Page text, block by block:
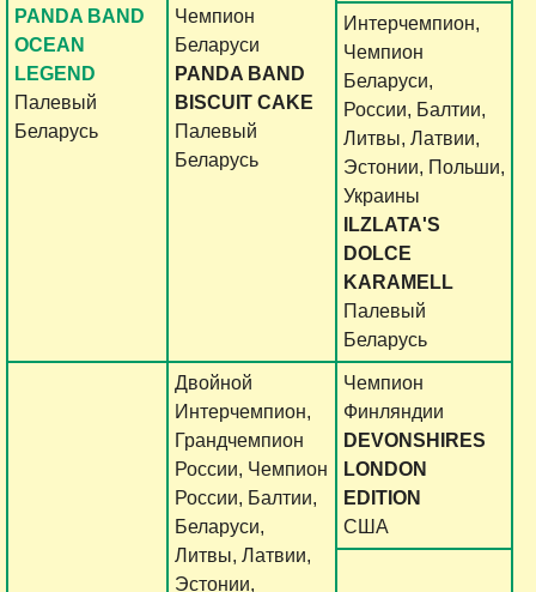
PANDA BAND
OCEAN
LEGEND
Палевый
Беларусь
Чемпион
Беларуси
PANDA BAND
BISCUIT CAKE
Палевый
Беларусь
Интерчемпион,
Чемпион
Беларуси,
России, Балтии,
Литвы, Латвии,
Эстонии, Польши,
Украины
ILZLATA'S
DOLCE
KARAMELL
Палевый
Беларусь
Двойной
Интерчемпион,
Грандчемпион
России, Чемпион
России, Балтии,
Беларуси,
Литвы, Латвии,
Эстонии,
Чемпион
Финляндии
DEVONSHIRES
LONDON
EDITION
США